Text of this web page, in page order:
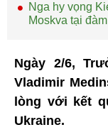
Nga hy vọng
Moskva tại
Ngày 2/6,
Vladimir
lòng với kết
Ukraine.